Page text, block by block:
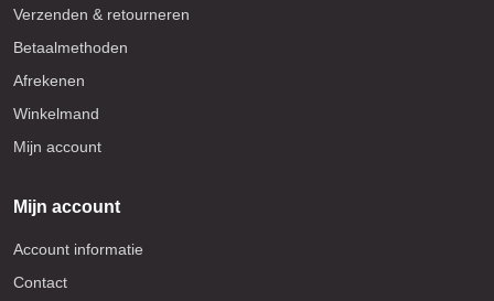
Verzenden & retourneren
Betaalmethoden
Afrekenen
Winkelmand
Mijn account
Mijn account
Account informatie
Contact